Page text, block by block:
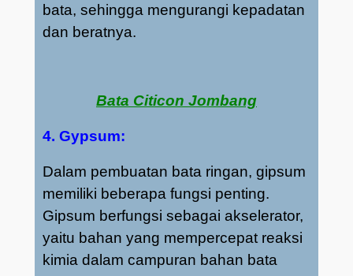
bata, sehingga mengurangi kepadatan
dan beratnya.
Bata Citicon Jombang
4. Gypsum:
Dalam pembuatan bata ringan, gipsum
memiliki beberapa fungsi penting.
Gipsum berfungsi sebagai akselerator,
yaitu bahan yang mempercepat reaksi
kimia dalam campuran bahan bata